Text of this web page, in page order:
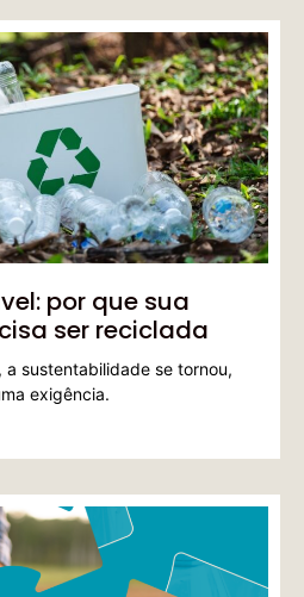
por que sua
ser reciclada
sustentabilidade se tornou,
exigência.